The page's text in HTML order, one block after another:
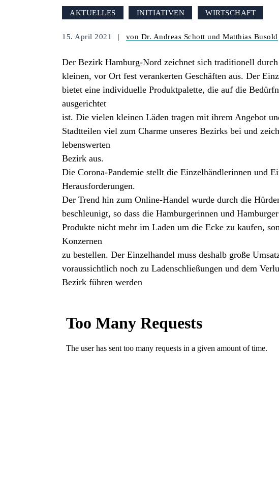
AKTUELLES INITIATIVEN WIRTSCHAFT
15. April 2021 von Dr. Andreas Schott und Matthias Busold
Der Bezirk Hamburg-Nord zeichnet sich traditionell
kleinen, vor Ort fest verankerten Geschäften aus. Der
bietet eine individuelle Produktpalette, die auf die
ausgerichtet
ist. Die vielen kleinen Läden tragen mit ihrem Angebot
Stadtteilen viel zum Charme unseres Bezirks bei und
lebenswerten
Bezirk aus.
Die Corona-Pandemie stellt die Einzelhändlerinnen und
Herausforderungen.
Der Trend hin zum Online-Handel wurde durch die
beschleunigt, so dass die Hamburgerinnen und
Produkte nicht mehr im Laden um die Ecke zu kaufen,
Konzernen
zu bestellen. Der Einzelhandel muss deshalb große
voraussichtlich noch zu Ladenschließungen und dem
Bezirk führen werden